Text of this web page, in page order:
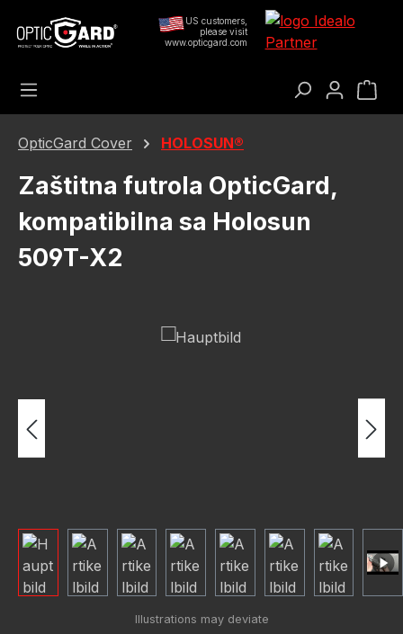
Preskoči na glavni sadržaj US customers,
please visit
www.opticgard.com
OpticGard Cover HOLOSUN®
Zaštitna futrola OpticGard,
kompatibilna sa Holosun
509T-X2
Preskoči galeriju slika